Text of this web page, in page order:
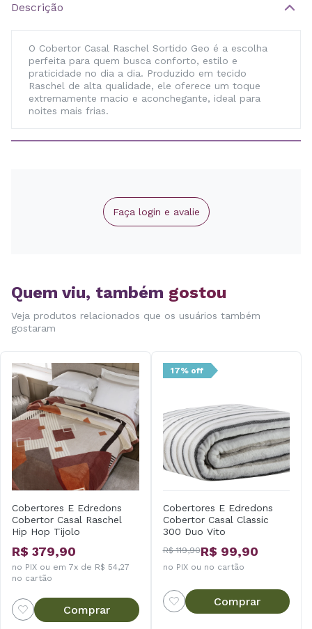
Descrição
O Cobertor Casal Raschel Sortido Geo é a escolha
perfeita para quem busca conforto, estilo e
praticidade no dia a dia. Produzido em tecido
Raschel de alta qualidade, ele oferece um toque
extremamente macio e aconchegante, ideal para
noites mais frias.
Faça login e avalie
Quem viu, também gostou
Veja produtos relacionados que os usuários também
gostaram
Cobertores E Edredons
Cobertor Casal Raschel
Hip Hop Tijolo
R$ 379,90
no PIX ou em 7x de R$ 54,27
no cartão
Comprar
17% off
Cobertores E Edredons
Cobertor Casal Classic
300 Duo Vito
R$ 119,90R$ 99,90
no PIX ou no cartão
Comprar